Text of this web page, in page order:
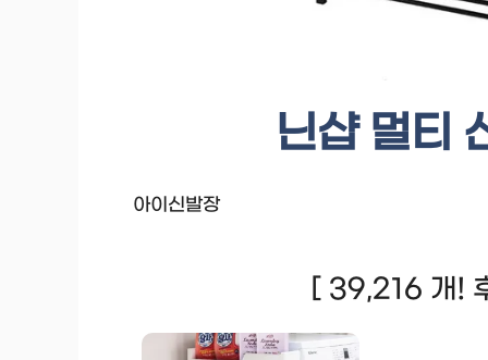
닌샵 멀티
아이신발장
[ 39,216 개!